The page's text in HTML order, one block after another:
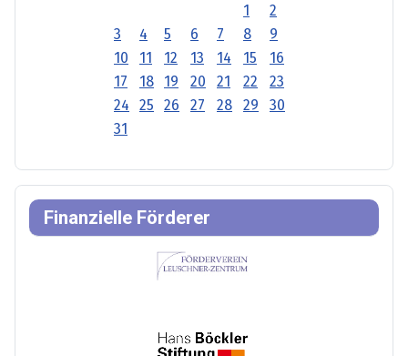
1
2
3
4 5 6 7 8
9
10
11 12 13 14 15
16
17
18 19 20 21 22
23
24
25 26 27 28 29
30
31
Finanzielle Förderer